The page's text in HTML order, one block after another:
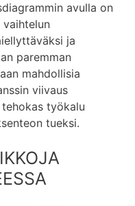
avulla on
ja
paremman
mahdollisia
viivaus
työkalu
tueksi.